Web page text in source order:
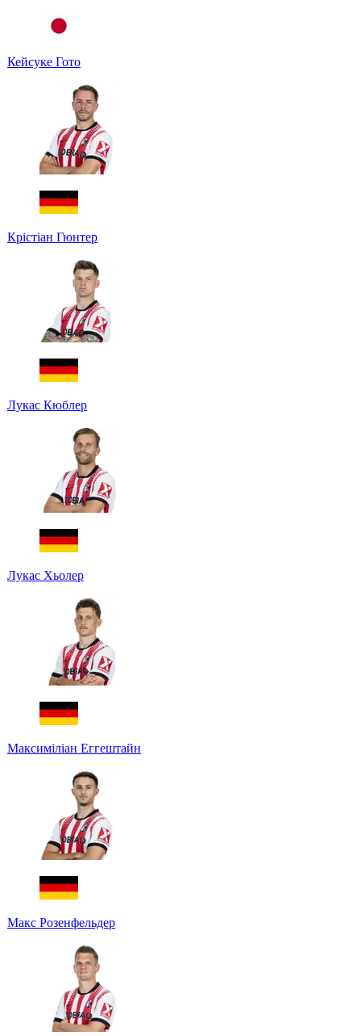
Кейсуке Гото
Крістіан Гюнтер
Лукас Кюблер
Лукас Хьолер
Максиміліан Еггештайн
Макс Розенфельдер